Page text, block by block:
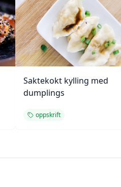
Saktekokt kylling med
dumplings
oppskrift